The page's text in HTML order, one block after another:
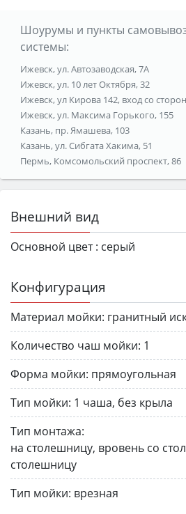
Шоурумы и пункты
системы:
Ижевск, ул. Автозаводская, 7А
Ижевск, ул. 10 лет Октября, 32
Ижевск, ул Кирова 142, вход со
Ижевск, ул. Максима Горького, 155
Казань, пр. Ямашева, 103
Казань, ул. Сибгата Хакима, 51
Пермь, Комсомольский проспект, 86
Внешний вид
Основной цвет : серый
Конфигурация
Материал мойки: гранитный
Количество чаш мойки: 1
Форма мойки: прямоугольная
Тип мойки: 1 чаша, без крыла
Тип монтажа:
на столешницу, вровень со
столешницу
Тип мойки: врезная